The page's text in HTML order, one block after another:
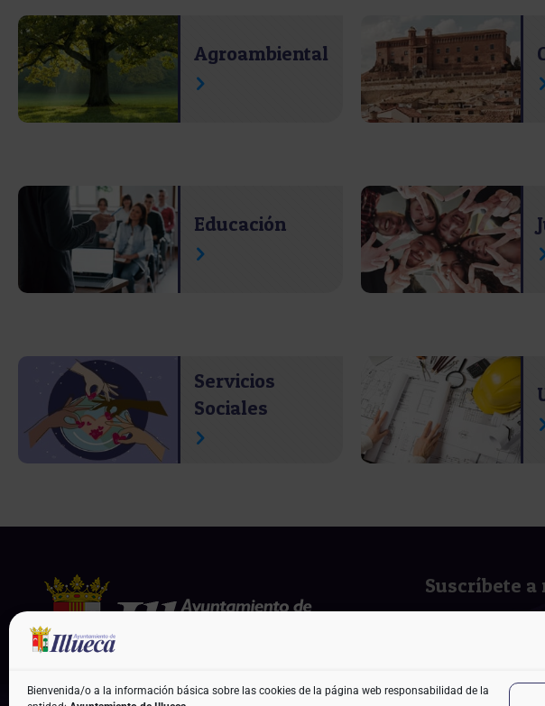
Bienvenida/o a la información básica sobre las cookies de la página web responsabilidad de la
Agroambiental
Educación
Servicios
Sociales
Suscríbete